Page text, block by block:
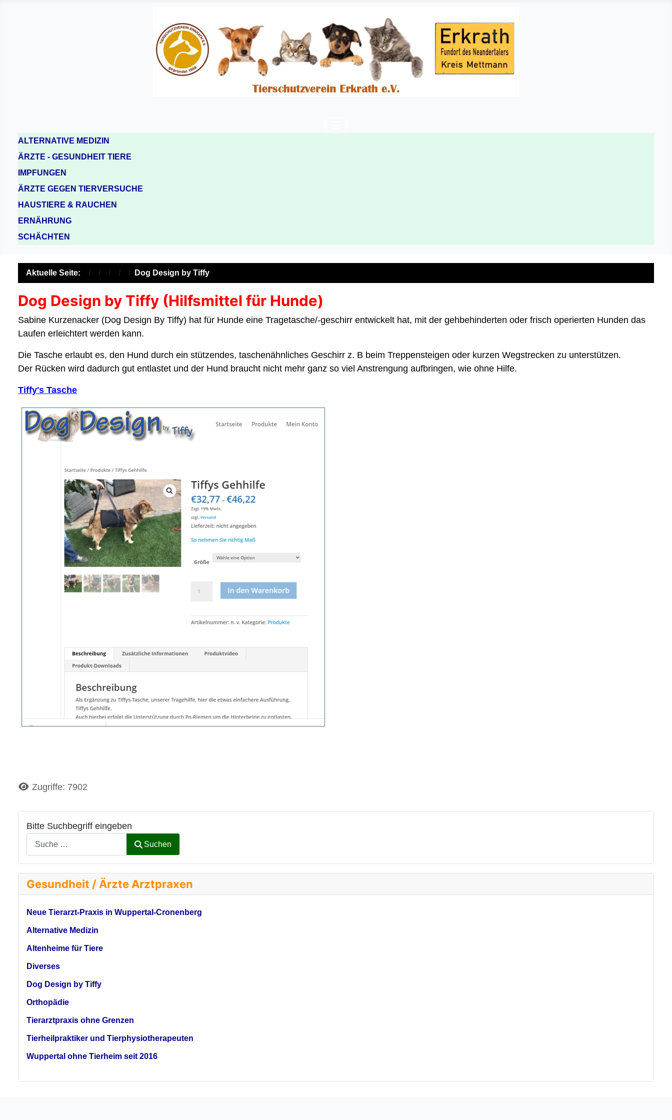
ALTERNATIVE MEDIZIN
ÄRZTE - GESUNDHEIT TIERE
IMPFUNGEN
ÄRZTE GEGEN TIERVERSUCHE
HAUSTIERE & RAUCHEN
ERNÄHRUNG
SCHÄCHTEN
Bitte Suchbegriff eingeben
Suchen
Gesundheit / Ärzte Arztpraxen
Neue Tierarzt-Praxis in Wuppertal-Cronenberg
Alternative Medizin
Altenheime für Tiere
Diverses
Dog Design by Tiffy
Orthopädie
Tierarztpraxis ohne Grenzen
Tierheilpraktiker und Tierphysiotherapeuten
Wuppertal ohne Tierheim seit 2016
Aktuelle Seite: Dog Design by Tiffy
Dog Design by Tiffy (Hilfsmittel für Hunde)
Sabine Kurzenacker (Dog Design By Tiffy) hat für Hunde eine Tragetasche/-geschirr entwickelt hat, mit der gehbehinderten oder frisch operierten Hunden das
Laufen erleichtert werden kann.
Die Tasche erlaubt es, den Hund durch ein stützendes, taschenähnliches Geschirr z. B beim Treppensteigen oder kurzen Wegstrecken zu unterstützen.
Der Rücken wird dadurch gut entlastet und der Hund braucht nicht mehr ganz so viel Anstrengung aufbringen, wie ohne Hilfe.
Tiffy's Tasche
DetailsZugriffe: 7902